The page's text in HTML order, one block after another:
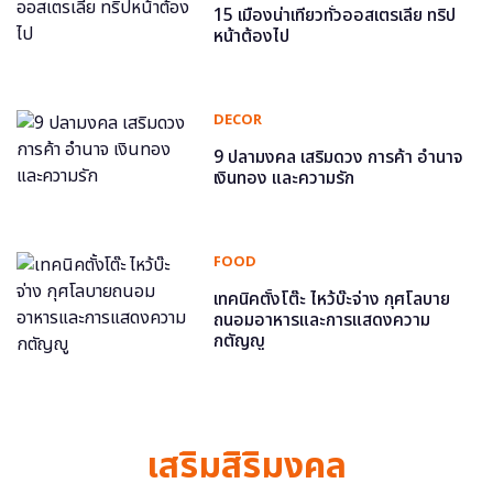
15 เมืองน่าเที่ยวทั่วออสเตรเลีย ทริป
หน้าต้องไป
DECOR
9 ปลามงคล เสริมดวง การค้า อำนาจ
เงินทอง และความรัก
FOOD
เทคนิคตั้งโต๊ะ ไหว้บ๊ะจ่าง กุศโลบาย
ถนอมอาหารและการแสดงความ
กตัญญู
เสริมสิริมงคล